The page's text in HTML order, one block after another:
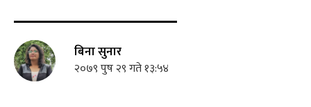
बिना सुनार
२०७९ पुष २९ गते १३:५४